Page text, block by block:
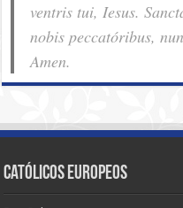
ventris tui, Iesus.
nobis pec­ca­tóribus,
Amen.
Católicos Europeos